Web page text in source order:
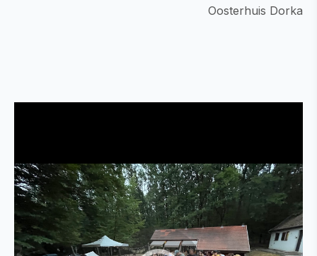
Oosterhuis Dorka